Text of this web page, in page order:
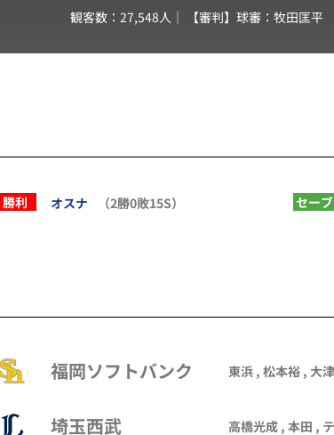
観客数：27,548人｜ 【審判】球審： 牧田匡平
勝利 オスナ （2勝0敗15S） セーブ
福岡ソフトバンク 東浜 , 松本裕 , 大津
埼玉西武 高橋光成 , 本田 ,